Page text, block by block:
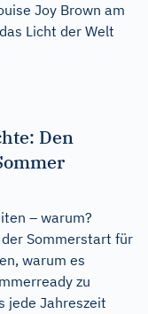
Joy Brown am
Licht der Welt
Den
– warum?
Sommerstart für
warum es
zu
jede Jahreszeit